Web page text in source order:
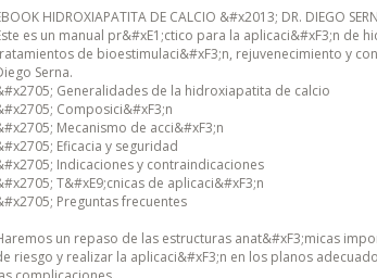
HIDROXIAPATITA DE CALCIO &#x2013; DR. DIEGO
es un manual pr&#xE1;ctico para la aplicaci&#xF3;n de
de bioestimulaci&#xF3;n, rejuvenecimiento y
Serna.
Generalidades de la hidroxiapatita de calcio
Composici&#xF3;n
Mecanismo de acci&#xF3;n
Eficacia y seguridad
Indicaciones y contraindicaciones
T&#xE9;cnicas de aplicaci&#xF3;n
Preguntas frecuentes
un repaso de las estructuras anat&#xF3;micas
riesgo y realizar la aplicaci&#xF3;n en los planos